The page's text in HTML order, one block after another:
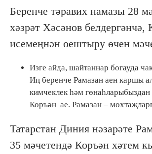
Беренче тәравих намазы 28
хәзрәт Хәсәнов
исемеңнән оештыру өчен
Изге айда, шайтаннар богауда
Иң беренче Рамазан аен каршы
кимчеклек һәм
Коръән ае. Рамазан –
Татарстан Диния нәзарәте
35 мәчетендә Коръән хәтем